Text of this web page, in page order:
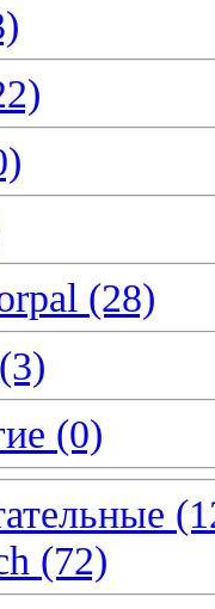
(28)
(0)
(72)